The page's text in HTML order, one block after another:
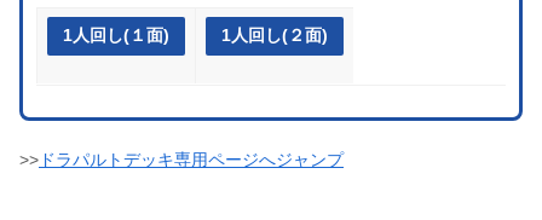
1人回し(１面) 1人回し(２面)
>> ドラパルトデッキ専用ページへジャンプ